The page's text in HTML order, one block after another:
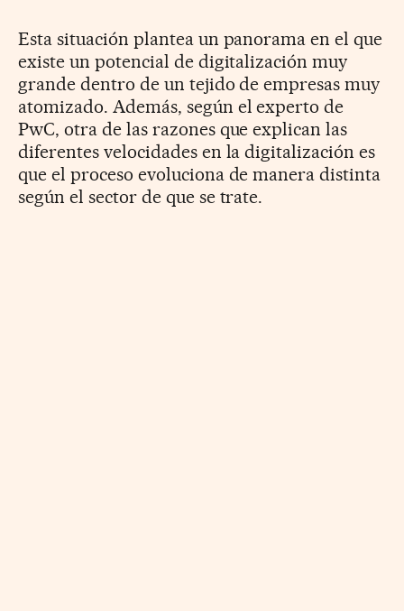
Esta situación plantea un panorama en el que
existe un potencial de digitalización muy
grande dentro de un tejido de empresas muy
atomizado. Además, según el experto de
PwC, otra de las razones que explican las
diferentes velocidades en la digitalización es
que el proceso evoluciona de manera distinta
según el sector de que se trate.